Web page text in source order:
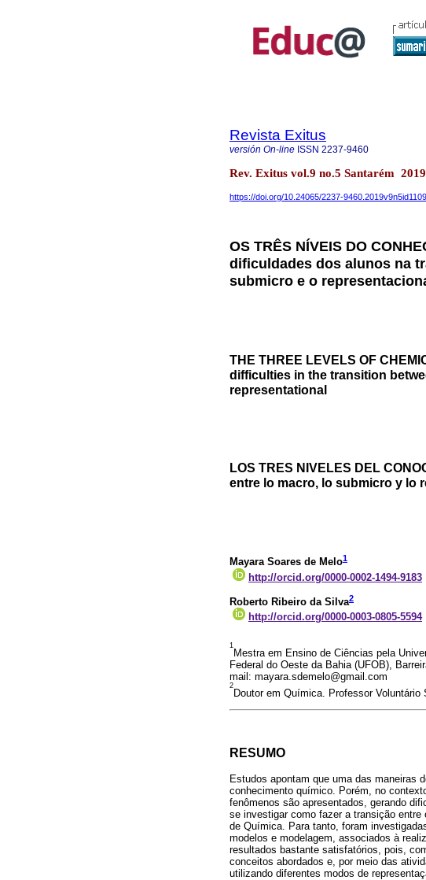
Revista Exitus
versión On-line ISSN 2237-9460
Rev. Exitus vol.9 no.5 Santarém
https://doi.org/10.24065/2237-9460.2019v9n5id1109
OS TRÊS NÍVEIS DO
dificuldades dos alunos na
submicro e o
THE THREE LEVELS OF
difficulties in the transition
representational
LOS TRES NIVELES DEL
entre lo macro, lo submicro y lo
Mayara Soares de Melo1
http://orcid.org/0000-0002-1494-9183
Roberto Ribeiro da Silva2
http://orcid.org/0000-0003-0805-5594
1
Mestra em Ensino de Ciências pela
Federal do Oeste da Bahia (UFOB),
mail: mayara.sdemelo@gmail.com
2
Doutor em Química. Professor
RESUMO
Estudos apontam que uma das maneiras
conhecimento químico. Porém, no
fenômenos são apresentados, gerando
se investigar como fazer a transição
de Química. Para tanto, foram
modelos e modelagem, associados à
resultados bastante satisfatórios, pois,
conceitos abordados e, por meio das
utilizando diferentes modos de